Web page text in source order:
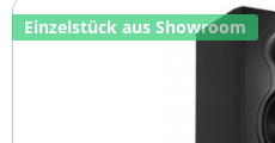
Einzelstück aus Showroom